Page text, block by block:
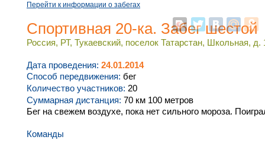
Перейти к информации о забегах
Спортивная 20-ка. Забег шестой
Россия, РТ, Тукаевский, поселок Татарстан, Школьная, д.
Дата проведения: 24.01.2014
Способ передвижения: бег
Количество участников: 20
Суммарная дистанция: 70 км 100 метров
Бег на свежем воздухе, пока нет сильного мороза.
Команды